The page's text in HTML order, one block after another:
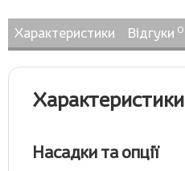
Характеристики Відгуки 0
Характеристики
Насадки та опції